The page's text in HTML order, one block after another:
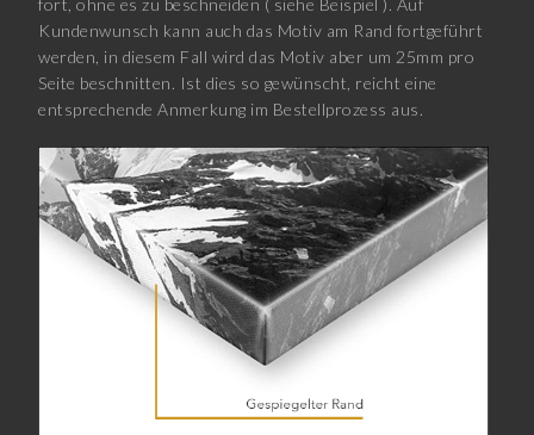
Kundenwunsch kann auch das Motiv am Rand fortgeführt
werden, in diesem Fall wird das Motiv aber um 25mm pro
Seite beschnitten. Ist dies so gewünscht, reicht eine
entsprechende Anmerkung im Bestellprozess aus.